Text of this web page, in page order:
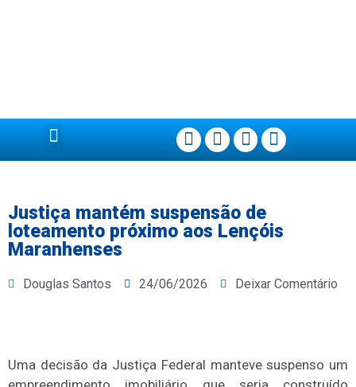
Justiça mantém suspensão de
loteamento próximo aos Lençóis
Maranhenses
Douglas Santos 24/06/2026 Deixar Comentário
Uma decisão da Justiça Federal manteve suspenso um